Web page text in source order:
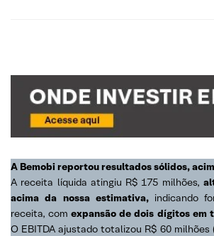
A Bemobi reportou resultados sólidos,
A receita líquida atingiu R$ 175 milhões,
acima da nossa estimativa,indicando
receita, comexpansão de dois dígitos em
O EBITDA ajustado totalizou R$ 60 milhões